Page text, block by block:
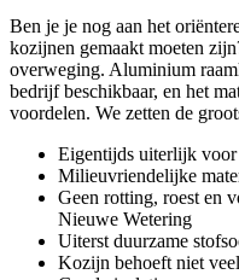
Ben je je nog aan het
kozijnen gemaakt moeten
overweging. Aluminium
bedrijf beschikbaar, en het
voordelen. We zetten de
Eigentijds uiterlijk
Milieuvriendelijke
Geen rotting, roest en
Nieuwe Wetering
Uiterst duurzame
Kozijn behoeft niet